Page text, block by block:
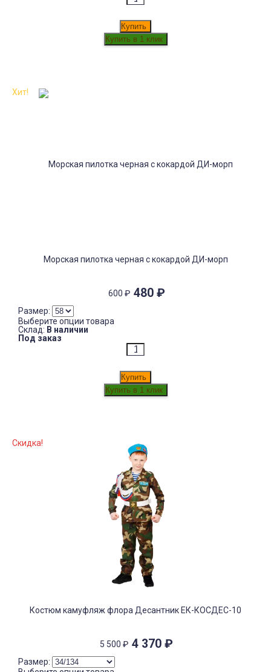
Купить
Морская пилотка черная с кокардой ДИ-морп
600 ₽ 480 ₽
Размер:
Выберите опции товара
Склад: В наличии
Под заказ
Купить
Хит!
Костюм камуфляж флора Десантник ЕК-КОСДЕС-10
5 500 ₽ 4 370 ₽
Размер:
Скидка!